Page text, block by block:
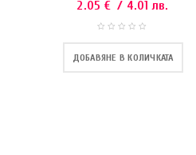
2.05 € / 4.01 лв.
ДОБАВЯНЕ В КОЛИЧКАТА